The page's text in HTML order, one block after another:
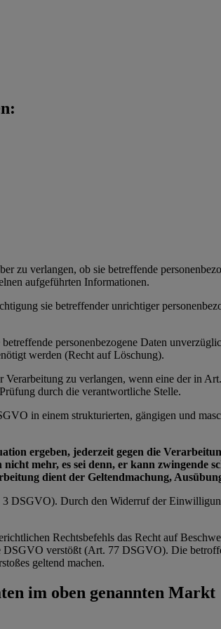
zu verlangen, ob sie betreffende
aufgeführten Informationen.
sie betreffender unrichtiger
personenbezogene Daten
werden (Recht auf Löschung).
zu verlangen, wenn eine der in
durch die verantwortliche Stelle.
in einem strukturierten, gängigen und
ergeben, jederzeit gegen die
mehr, es sei denn, er kann
dient der Geltendmachung,
DSGVO). Durch den Widerruf der
Rechtsbefehls das Recht auf
verstößt (Art. 77 DSGVO). Die
geltend machen.
im oben genannten Markt